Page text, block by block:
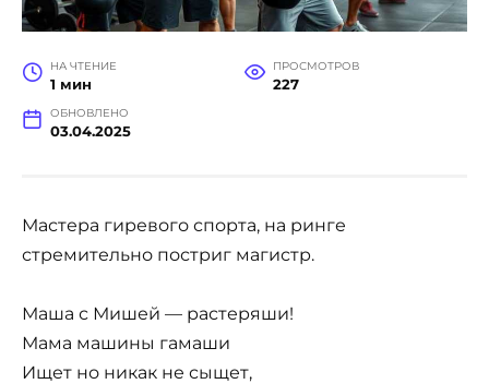
НА ЧТЕНИЕ
1 мин
ПРОСМОТРОВ
227
ОБНОВЛЕНО
03.04.2025
Мастера гиревого спорта, на ринге
стремительно постриг магистр.
Маша с Мишей — растеряши!
Мама машины гамаши
Ищет но никак не сыщет,